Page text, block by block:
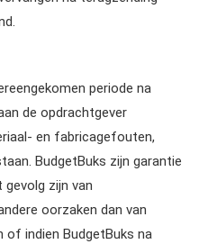
periode na
de opdrachtgever
en fabricagefouten,
BudgetBuks zijn garantie
zijn van
oorzaken dan van
indien BudgetBuks na